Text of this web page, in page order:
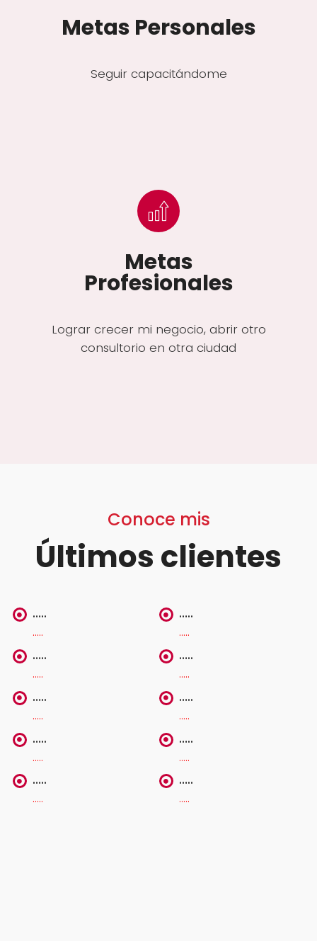
Metas Personales
Seguir capacitándome
Metas
Profesionales
Lograr crecer mi negocio, abrir otro
consultorio en otra ciudad
Conoce mis
Últimos clientes
…..
…..
…..
…..
…..
…..
…..
…..
…..
…..
…..
…..
…..
…..
…..
…..
…..
…..
…..
…..